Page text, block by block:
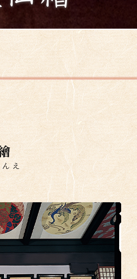
んえ